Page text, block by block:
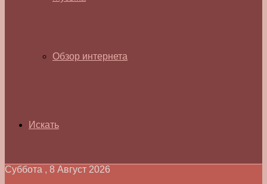
Обзор интернета
Искать
Суббота , 8 Август 2026